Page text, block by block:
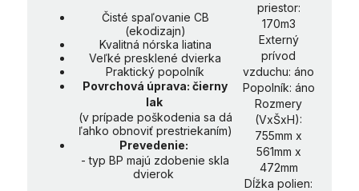
Čisté spaľovanie CB
(ekodizajn)
Kvalitná nórska liatina
Veľké presklené dvierka
Praktický popolník
Povrchová úprava: čierny
lak
(v prípade poškodenia sa dá
ľahko obnoviť prestriekaním)
Prevedenie:
- typ BP majú zdobenie skla
dvierok
priestor:
170m3
Externý
prívod
vzduchu: áno
Popolník: áno
Rozmery
(VxŠxH):
755mm x
561mm x
472mm
Dĺžka polien: